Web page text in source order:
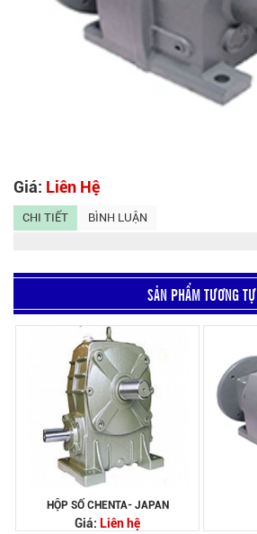
Giá: Liên Hệ
CHI TIẾT BÌNH LUẬN
SẢN PHẨM TƯƠNG TỰ
HỘP SỐ CHENTA- JAPAN
Giá: Liên hệ